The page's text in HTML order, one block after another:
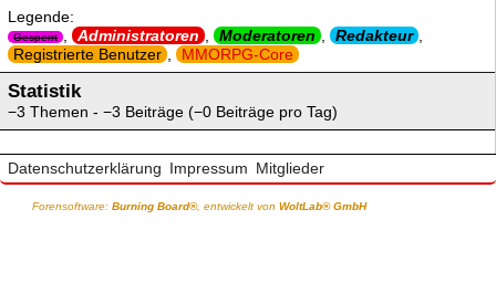
Legende:
Gesperrt Administratoren Moderatoren
Redakteur
Registrierte Benutzer
MMORPG-Core
Statistik
−3 Themen - −3 Beiträge (−0 Beiträge pro Tag)
Datenschutzerklärung Impressum Mitglieder
Forensoftware: Burning Board®, entwickelt von WoltLab® GmbH